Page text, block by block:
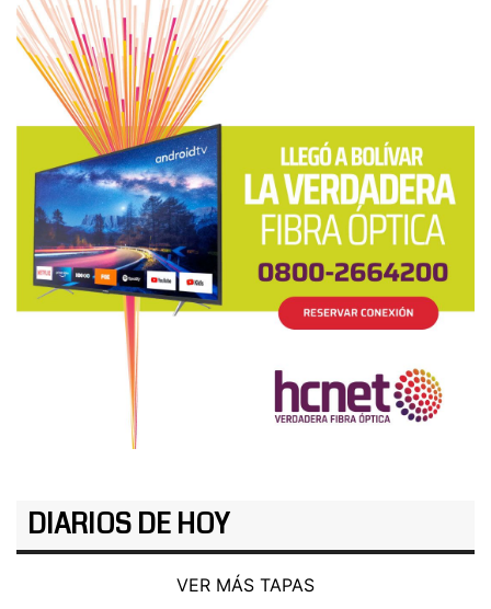
DIARIOS DE HOY
VER MÁS TAPAS